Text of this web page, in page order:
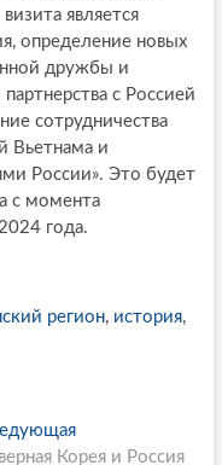
является
определение новых
дружбы и
с Россией
сотрудничества
Вьетнама и
России». Это будет
с момента
года.
регион, история,
л
Корея и Россия